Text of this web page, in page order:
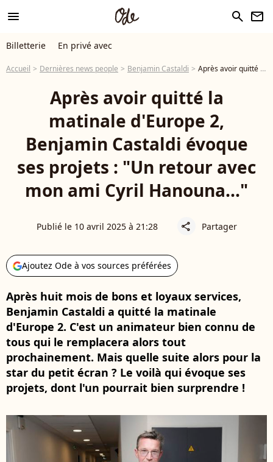
menu search newsletter
Billetterie En privé avec
Accueil Dernières news people Benjamin Castaldi Après avoir quitté la matinale d'Europe 2, Benjamin Castaldi évoque ses projets : "Un retour avec mon ami Cyril Hanouna..."
Après avoir quitté la
matinale d'Europe 2,
Benjamin Castaldi évoque
ses projets : "Un retour avec
mon ami Cyril Hanouna..."
Publié le 10 avril 2025 à 21:28 share Partager
Ajoutez Ode à vos sources préférées
Après huit mois de bons et loyaux services,
Benjamin Castaldi a quitté la matinale
d'Europe 2. C'est un animateur bien connu de
tous qui le remplacera alors tout
prochainement. Mais quelle suite alors pour la
star du petit écran ? Le voilà qui évoque ses
projets, dont l'un pourrait bien surprendre !